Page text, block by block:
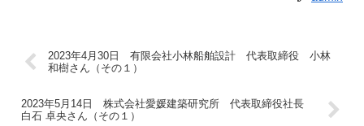
2023年4月30日 有限会社小林船舶設計 代表取締役 小林
和樹さん（その１）
2023年5月14日 株式会社愛媛建築研究所 代表取締役社長
白石 卓央さん（その１）